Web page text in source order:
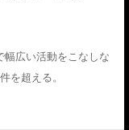
幅広い活動をこなしな
を超える。